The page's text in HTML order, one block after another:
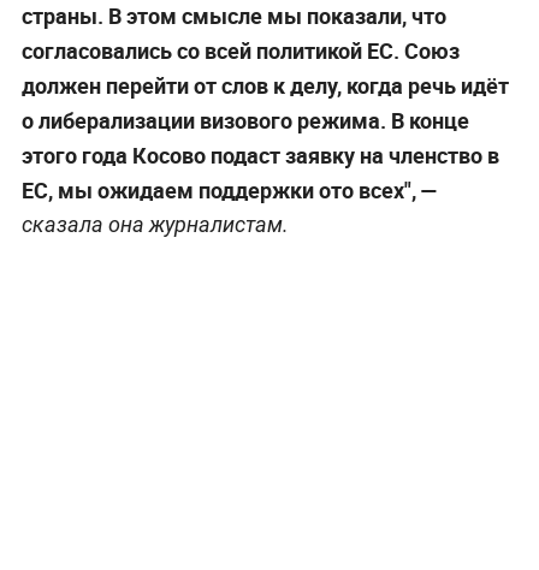
страны. В этом смысле мы показали, что
согласовались со всей политикой ЕС. Союз
должен перейти от слов к делу, когда речь идёт
о либерализации визового режима. В конце
этого года Косово подаст заявку на членство в
ЕС, мы ожидаем поддержки ото всех", —
сказала она журналистам.